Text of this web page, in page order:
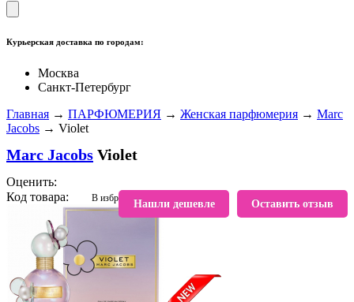
Курьерская доставка по городам:
Москва
Санкт-Петербург
Главная → ПАРФЮМЕРИЯ → Женская парфюмерия → Marc
Jacobs → Violet
Marc Jacobs Violet
Оставить отзыв
Нашли дешевле
Оценить:
Код товара:
В избранное